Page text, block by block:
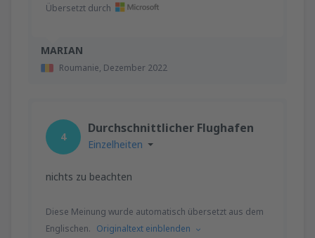
MARIAN
Roumanie, Dezember 2022
Übersetzt durch
4
Durchschnittlicher Flughafen
Einzelheiten
nichts zu beachten
Diese Meinung wurde automatisch übersetzt aus dem
Englischen. Originaltext einblenden